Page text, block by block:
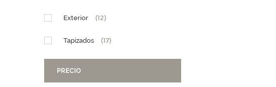
Exterior (12)
Tapizados (17)
PRECIO